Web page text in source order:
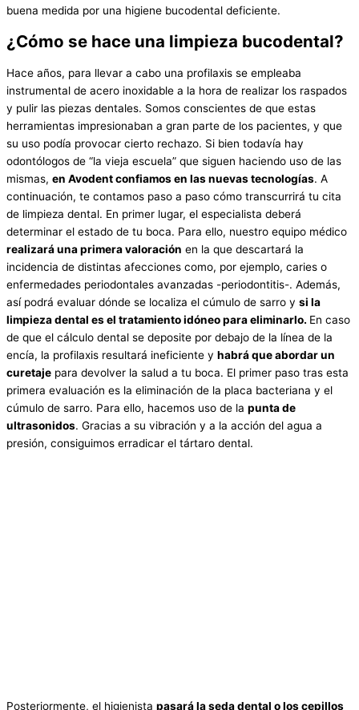
buena medida por una higiene bucodental deficiente.
¿Cómo se hace una limpieza bucodental?
Hace años, para llevar a cabo una profilaxis se empleaba
instrumental de acero inoxidable a la hora de realizar los raspados
y pulir las piezas dentales. Somos conscientes de que estas
herramientas impresionaban a gran parte de los pacientes, y que
su uso podía provocar cierto rechazo. Si bien todavía hay
odontólogos de “la vieja escuela” que siguen haciendo uso de las
mismas, en Avodent confiamos en las nuevas tecnologías. A
continuación, te contamos paso a paso cómo transcurrirá tu cita
de limpieza dental. En primer lugar, el especialista deberá
determinar el estado de tu boca. Para ello, nuestro equipo médico
realizará una primera valoración en la que descartará la
incidencia de distintas afecciones como, por ejemplo, caries o
enfermedades periodontales avanzadas -periodontitis-. Además,
así podrá evaluar dónde se localiza el cúmulo de sarro y si la
limpieza dental es el tratamiento idóneo para eliminarlo. En caso
de que el cálculo dental se deposite por debajo de la línea de la
encía, la profilaxis resultará ineficiente y habrá que abordar un
curetaje para devolver la salud a tu boca. El primer paso tras esta
primera evaluación es la eliminación de la placa bacteriana y el
cúmulo de sarro. Para ello, hacemos uso de la punta de
ultrasonidos. Gracias a su vibración y a la acción del agua a
presión, consiguimos erradicar el tártaro dental.
Posteriormente, el higienista pasará la seda dental o los cepillos